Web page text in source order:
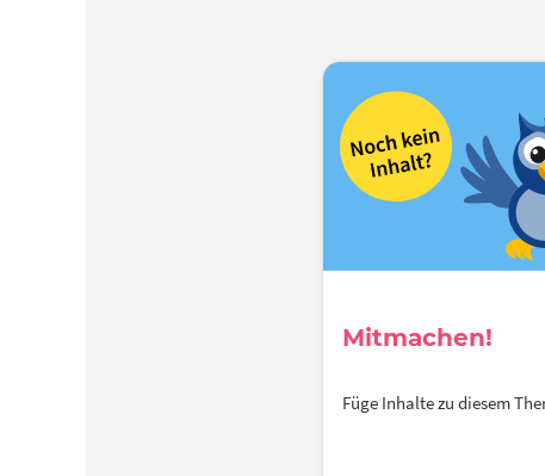
Mitmachen!
Füge Inhalte zu diesem